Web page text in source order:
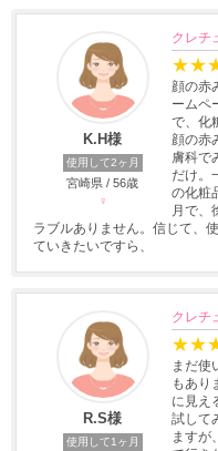
K.H様
使用して2ヶ月
宮崎県 / 56歳
♀
クレチ
★★
顔の赤
ームペ
で、化
顔の赤
膚科で
だけ。
の化粧
月で、
ラブルありません。信じて、
ていきたいですら、
R.S様
使用して1ヶ月
クレチ
★★
まだ使
もあり
に見え
試して
ますが